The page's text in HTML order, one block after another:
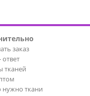
заказ
тканей
нужно ткани